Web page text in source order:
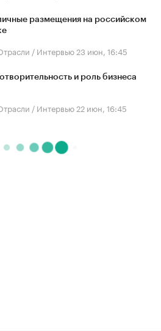
размещения на российском
/ Интервью 23 июн, 16:45
и роль бизнеса
/ Интервью 22 июн, 16:45